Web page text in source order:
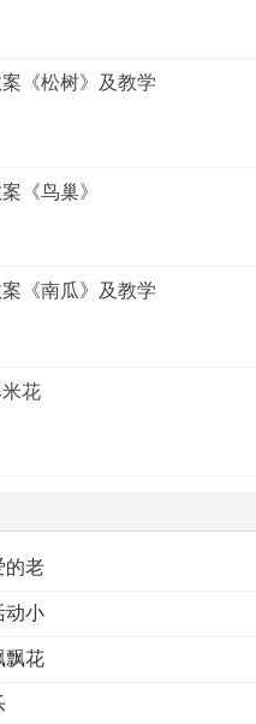
《松树》及教学
《鸟巢》
《南瓜》及教学
花
的老
动小
飘花